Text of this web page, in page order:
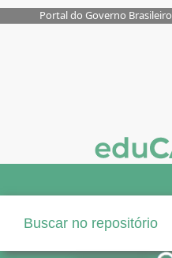
Portal do Governo Brasileiro